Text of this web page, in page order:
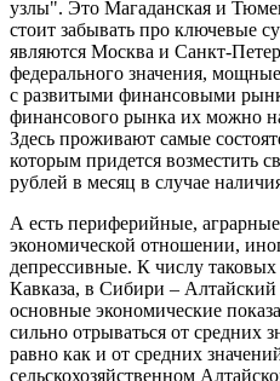
узлы". Это Магаданская и
стоит забывать про ключевые
являются Москва и Санкт-
федерального значения,
с развитыми финансовыми
финансового рынка их можно
Здесь проживают самые
которым придется возместить
рублей в месяц в случае
А есть периферийные,
экономической отношении,
депрессивные. К числу
Кавказа, в Сибири – Алтайский
основные экономические
сильно отрываться от средних
равно как и от средних
сельскохозяйственном